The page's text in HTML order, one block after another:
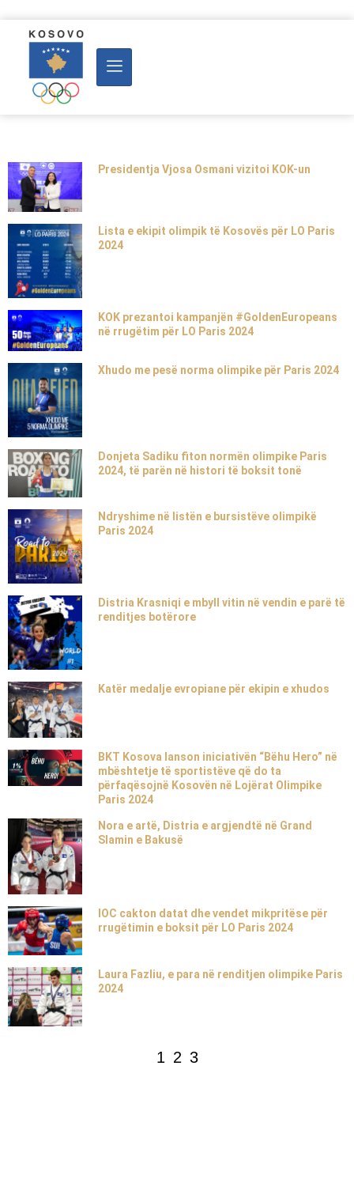
Presidentja Vjosa Osmani vizitoi KOK-un
Lista e ekipit olimpik të Kosovës për LO Paris
2024
KOK prezantoi kampanjën #GoldenEuropeans
në rrugëtim për LO Paris 2024
Xhudo me pesë norma olimpike për Paris 2024
Donjeta Sadiku fiton normën olimpike Paris
2024, të parën në histori të boksit tonë
Ndryshime në listën e bursistëve olimpikë
Paris 2024
Distria Krasniqi e mbyll vitin në vendin e parë të
renditjes botërore
Katër medalje evropiane për ekipin e xhudos
BKT Kosova lanson iniciativën “Bëhu Hero” në
mbështetje të sportistëve që do ta
përfaqësojnë Kosovën në Lojërat Olimpike
Paris 2024
Nora e artë, Distria e argjendtë në Grand
Slamin e Bakusë
IOC cakton datat dhe vendet mikpritëse për
rrugëtimin e boksit për LO Paris 2024
Laura Fazliu, e para në renditjen olimpike Paris
2024
1 2 3